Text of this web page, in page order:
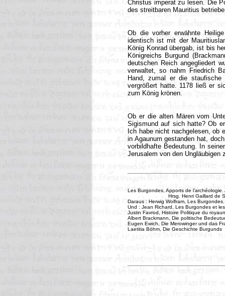
Christus imperat zu lesen. Die
des streitbaren Mauritius
Ob die vorher erwähnte
identisch ist mit der
König Konrad übergab, ist bis
Königreichs Burgund
deutschen Reich angegliedert
verwaltet, so nahm Friedrich
Hand, zumal er die
vergrößert hatte. 1178 ließ er
zum König krönen.
Ob er die alten Mären vom
Sigismund auf sich hatte? Ob
Ich habe nicht nachgelesen, ob
in Agaunum gestanden hat,
vorbildhafte Bedeutung. In
Jerusalem von den
Les Burgondes, Apports de
Hrsg. Henri Gaillard de
Daraus : Herwig Wolfram, Les
Und : Jean Richard, Les Burgondes et
Justin Favrod, Histoire Politique du
Albert Brackmann, Die politische
Eugen Ewich, Die Merowinger und das
Laetitia Böhm, Die Geschichte Burgunds